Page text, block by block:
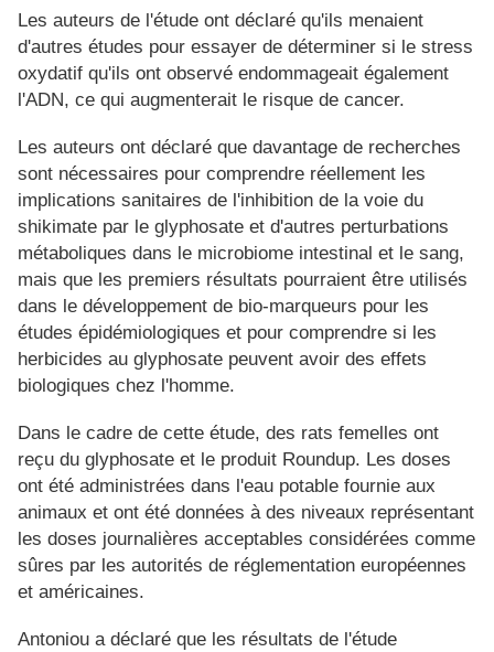
Les auteurs de l'étude ont déclaré qu'ils menaient
d'autres études pour essayer de déterminer si le stress
oxydatif qu'ils ont observé endommageait également
l'ADN, ce qui augmenterait le risque de cancer.
Les auteurs ont déclaré que davantage de recherches
sont nécessaires pour comprendre réellement les
implications sanitaires de l'inhibition de la voie du
shikimate par le glyphosate et d'autres perturbations
métaboliques dans le microbiome intestinal et le sang,
mais que les premiers résultats pourraient être utilisés
dans le développement de bio-marqueurs pour les
études épidémiologiques et pour comprendre si les
herbicides au glyphosate peuvent avoir des effets
biologiques chez l'homme.
Dans le cadre de cette étude, des rats femelles ont
reçu du glyphosate et le produit Roundup. Les doses
ont été administrées dans l'eau potable fournie aux
animaux et ont été données à des niveaux représentant
les doses journalières acceptables considérées comme
sûres par les autorités de réglementation européennes
et américaines.
Antoniou a déclaré que les résultats de l'étude